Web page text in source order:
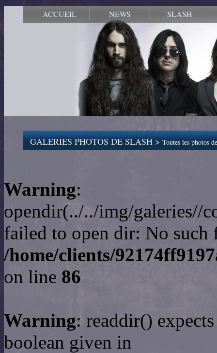
ACCUEIL NEWS SLASH
GALERIES PHOTOS DE SLASH >Toutes les photos
Warning:
opendir(../../img/galeries//
failed to open dir: No
/home/clients/
on line 86
Warning: readdir()
boolean given in